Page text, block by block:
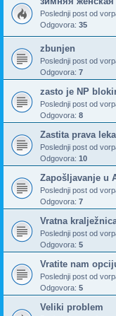
Poslednji post od
Odgovora: 35
zbunjen
Poslednji post od
Odgovora: 7
zasto je NP
Poslednji post od
Odgovora: 8
Zastita prava
Poslednji post od
Odgovora: 10
Zapošljavanje u
Poslednji post od
Odgovora: 7
Vratna
Poslednji post od
Odgovora: 5
Vratite nam
Poslednji post od
Odgovora: 5
Veliki problem